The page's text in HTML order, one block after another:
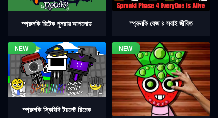
স্প্রুনকি রিটেক পুনরায় আপলোড স্প্রুনকি ফেজ ৪ সবাই জীবিত
স্প্রুনকি স্কিবিদি টয়লেট রিমেক